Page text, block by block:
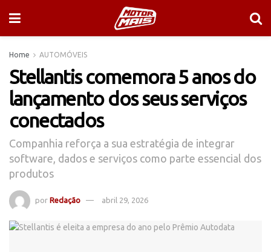
Home AUTOMÓVEIS
Stellantis comemora 5 anos do
lançamento dos seus serviços
conectados
Companhia reforça a sua estratégia de integrar
software, dados e serviços como parte essencial dos
produtos
por Redação abril 29, 2026